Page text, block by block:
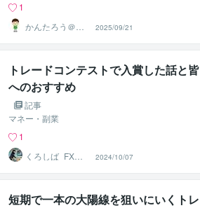
1
かんたろう＠か
んたんFX
2025/09/21
トレードコンテストで入賞した話と
へのおすすめ
記事
マネー・副業
1
くろしば_FXト
レーダー
2024/10/07
短期で一本の大陽線を狙いにいくト